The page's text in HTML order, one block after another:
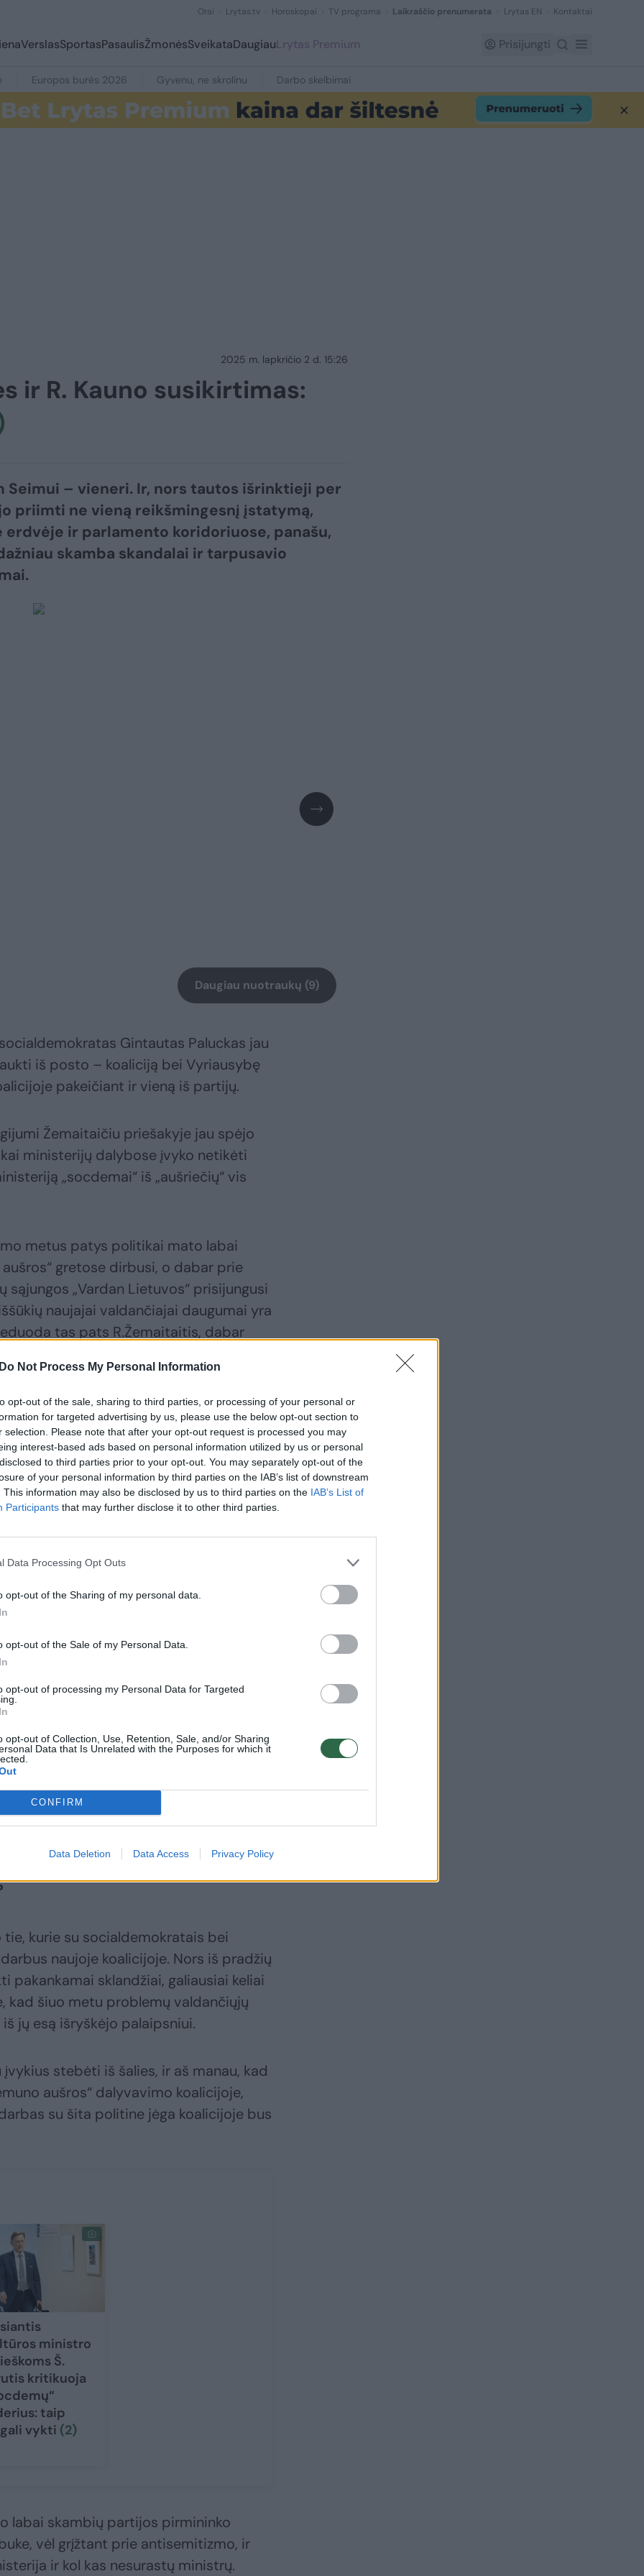
Do Not Process My Personal Information
opt-out of the sale, sharing to third parties, or processing of your personal or
for targeted advertising by us, please use the below opt-out section to
selection. Please note that after your opt-out request is processed you may
interest-based ads based on personal information utilized by us or personal
to third parties prior to your opt-out. You may separately opt-out of the
of your personal information by third parties on the IAB’s list of downstream
This information may also be disclosed by us to third parties on the IAB’s List of
Participants that may further disclose it to other third parties.
Data Processing Opt Outs
opt-out of the Sharing of my personal data.
opt-out of the Sale of my Personal Data.
opt-out of processing my Personal Data for Targeted
opt-out of Collection, Use, Retention, Sale, and/or Sharing
Data that Is Unrelated with the Purposes for which it
CONFIRM
Data Deletion Data Access Privacy Policy
Orai Lrytas.tv Horoskopai TV programa Laikraščio prenumerata Lrytas EN Kontaktai
VerslasSportasPasaulisŽmonėsSveikataDaugiauLrytas Premium Prisijungti
Europos burės 2026 Gyvenu, ne skrolinu Darbo skelbimai
2025 m. lapkričio 2 d. 15:26
ir R. Kauno susikirtimas:
Seimui – vieneri. Ir, nors tautos išrinktieji per
priimti ne vieną reikšmingesnį įstatymą,
erdvėje ir parlamento koridoriuose, panašu,
skamba skandalai ir tarpusavio
Daugiau nuotraukų (9)
Gintautas Paluckas jau
iš posto – koaliciją bei Vyriausybę
pakeičiant ir vieną iš partijų.
Žemaitaičiu priešakyje jau spėjo
ministerijų dalybose įvyko netikėti
„socdemai“ iš „aušriečių“ vis
metus patys politikai mato labai
gretose dirbusi, o dabar prie
sąjungos „Vardan Lietuvos“ prisijungusi
naujajai valdančiajai daugumai yra
tas pats R.Žemaitaitis, dabar
o kai kurie priimti sprendimai verčia
R. Kaunas yra eksperimentas:
dabar jau kandidatas į krašto apsaugos
kaip kaltinimais gali žarstytis
pati į naująjį Seimą įžengė su „Nemuno
kurie su socialdemokratais bei
naujoje koalicijoje. Nors iš pradžių
pakankamai sklandžiai, galiausiai keliai
kad šiuo metu problemų valdančiųjų
jų esą išryškėjo palaipsniui.
stebėti iš šalies, ir aš manau, kad
aušros“ dalyvavimo koalicijoje,
su šita politine jėga koalicijoje bus
ministro
Š.
kritikuoja
taip
vykti (2)
labai skambių partijos pirmininko
vėl grįžtant prie antisemitizmo, ir
ir kol kas nesurastų ministrų.